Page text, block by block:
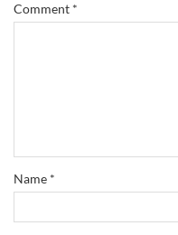
Comment *
Name *